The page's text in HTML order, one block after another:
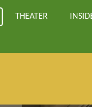
THEATER